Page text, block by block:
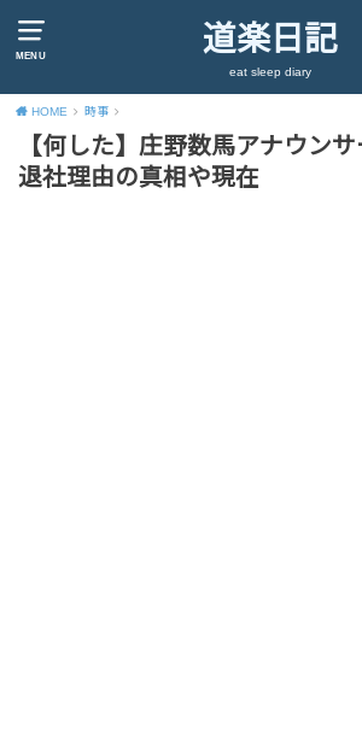
MENU 道楽日記
eat sleep diary
HOME 時事
【何した】庄野数馬アナウン
退社理由の真相や現在